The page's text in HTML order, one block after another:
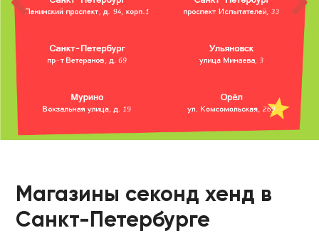
Магазины секонд хенд в
Санкт-Петербурге